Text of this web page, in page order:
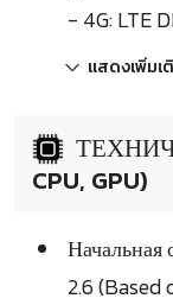
- 4G: LTE
แสดงเพิ่มเ
CPU, GPU)
Начальная
2.6